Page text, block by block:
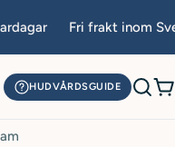
Fri frakt inom
HUDVÅRDSGUIDE